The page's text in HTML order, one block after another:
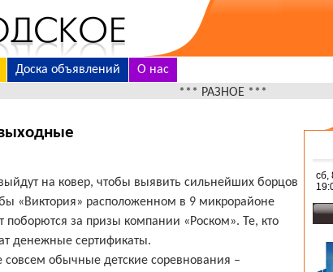
Доска объявлений
О нас
*** РАЗНОЕ ***
на ковер, чтобы выявить сильнейших борцов
«Виктория» расположенном в 9 микрорайоне
за призы компании «Роском». Те, кто
денежные сертификаты.
обычные детские соревнования –